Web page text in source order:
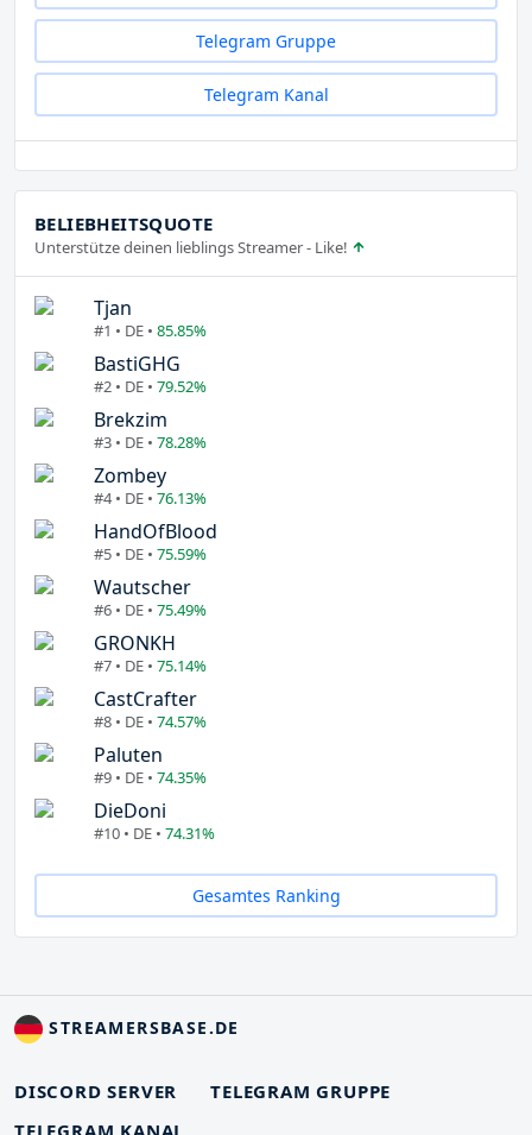
Telegram Gruppe
Telegram Kanal
BELIEBHEITSQUOTE
Unterstütze deinen lieblings Streamer - Like!
Tjan
#1 • DE • 85.85%
BastiGHG
#2 • DE • 79.52%
Brekzim
#3 • DE • 78.28%
Zombey
#4 • DE • 76.13%
HandOfBlood
#5 • DE • 75.59%
Wautscher
#6 • DE • 75.49%
GRONKH
#7 • DE • 75.14%
CastCrafter
#8 • DE • 74.57%
Paluten
#9 • DE • 74.35%
DieDoni
#10 • DE • 74.31%
Gesamtes Ranking
STREAMERSBASE.DE
DISCORD SERVER
TELEGRAM GRUPPE